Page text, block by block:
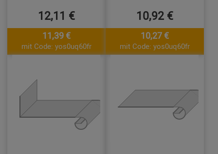
12,11 €
11,39 €
mit Code: yos0uq60fr
10,92 €
10,27 €
mit Code: yos0uq60fr